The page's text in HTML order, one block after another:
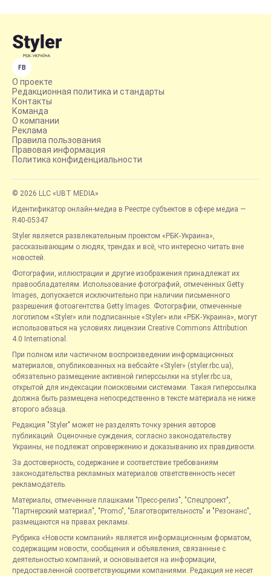
FB
О проекте
Редакционная политика и стандарты
Контакты
Команда
О компании
Реклама
Правила пользования
Правовая информация
Политика конфиденциальности
© 2026 LLC «UBT MEDIA»
Идентификатор онлайн-медиа в Реестре субъектов в сфере медиа —
R40-05347
Styler является развлекательным проектом «РБК-Украина»,
рассказывающим о людях, трендах и всё, что интересно читать вне
новостей.
Фотографии, иллюстрации и другие изображения принадлежат их
правообладателям. Использование фотографий, отмеченных Getty
Images, допускается исключительно при наличии письменного
разрешения фотоагентства Getty Images. Фотографии, отмеченные
логотипом «Styler» или подписанные «Styler» или «РБК-Украина», могут
использоваться на условиях лицензии Creative Commons Attribution
4.0 International.
При полном или частичном воспроизведении информационных
материалов, опубликованных на вебсайте «Styler» (styler.rbc.ua),
обязательно размещение активной гиперссылки на styler.rbc.ua,
открытой для индексации поисковыми системами. Такая гиперссылка
должна быть размещена непосредственно в тексте материала не ниже
второго абзаца.
Редакция "Styler" может не разделять точку зрения авторов
публикаций. Оценочные суждения, согласно законодательству
Украины, не подлежат опровержению и доказыванию их правдивости.
За достоверность, содержание и соответствие требованиям
законодательства рекламных материалов ответственность несет
рекламодатель.
Материалы, отмеченные плашками "Пресс-релиз", "Спецпроект",
"Партнерский материал", "Promo", "Благотворительность" и "Резонанс",
размещаются на правах рекламы.
Рубрика «Новости компаний» является информационным форматом,
содержащим новости, сообщения и объявления, связанные с
деятельностью компаний, и основывается на информации,
предоставленной соответствующими компаниями. Редакция не несет